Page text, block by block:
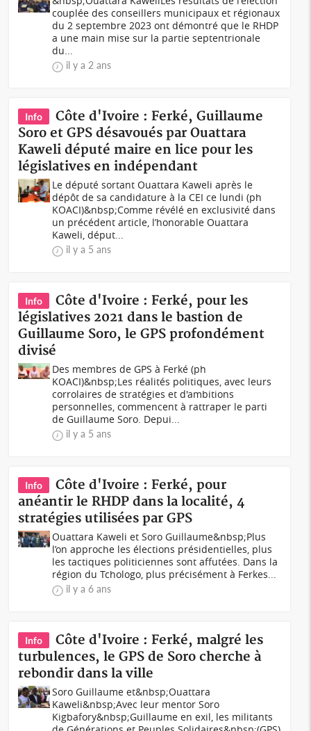
couplée des conseillers municipaux et régionaux
du 2 septembre 2023 ont démontré que le RHDP
a une main mise sur la partie septentrionale
du...
il y a 2 ans
Info
Côte d'Ivoire : Ferké, Guillaume
Soro et GPS désavoués par Ouattara
Kaweli député maire en lice pour les
législatives en indépendant
Le député sortant Ouattara Kaweli après le
dépôt de sa candidature à la CEI ce lundi (ph
KOACI)&nbsp;Comme révélé en exclusivité dans
un précédent article, l’honorable Ouattara
Kaweli, déput...
il y a 5 ans
Info
Côte d'Ivoire : Ferké, pour les
législatives 2021 dans le bastion de
Guillaume Soro, le GPS profondément
divisé
Des membres de GPS à Ferké (ph
KOACI)&nbsp;Les réalités politiques, avec leurs
corrolaires de stratégies et d'ambitions
personnelles, commencent à rattraper le parti
de Guillaume Soro. Depui...
il y a 5 ans
Info
Côte d'Ivoire : Ferké, pour
anéantir le RHDP dans la localité, 4
stratégies utilisées par GPS
Ouattara Kaweli et Soro Guillaume&nbsp;Plus
l’on approche les élections présidentielles, plus
les tactiques politiciennes sont affutées. Dans la
région du Tchologo, plus précisément à Ferkes...
il y a 6 ans
Info
Côte d'Ivoire : Ferké, malgré les
turbulences, le GPS de Soro cherche à
rebondir dans la ville
Soro Guillaume et&nbsp;Ouattara
Kaweli&nbsp;Avec leur mentor Soro
Kigbafory&nbsp;Guillaume en exil, les militants